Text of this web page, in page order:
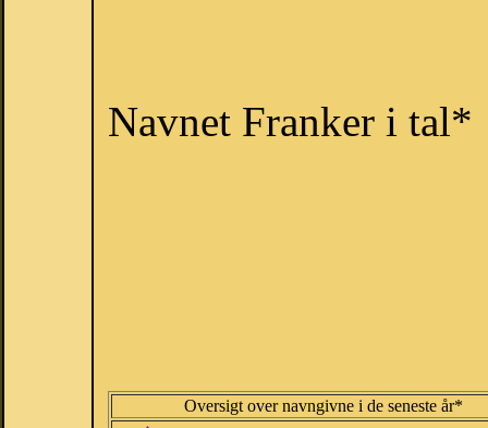
Navnet Franker i tal*
Oversigt over navngivne i de seneste år*